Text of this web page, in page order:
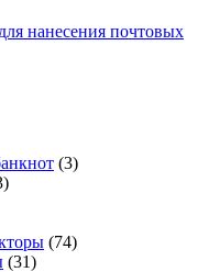
нанесения почтовых
(3)
(74)
(31)